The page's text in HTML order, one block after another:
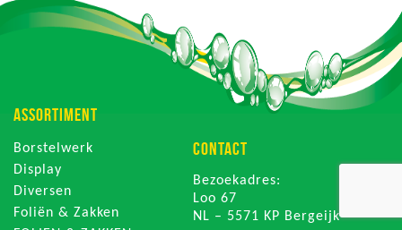
ASSORTIMENT
Borstelwerk
Display
Diversen
Foliën & Zakken
CONTACT
Bezoekadres:
Loo 67
NL – 5571 KP Bergeijk